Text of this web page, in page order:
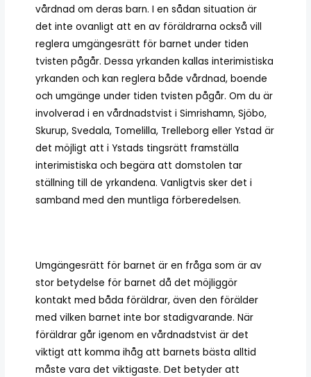
vårdnad om deras barn. I en sådan situation är
det inte ovanligt att en av föräldrarna också vill
reglera umgängesrätt för barnet under tiden
tvisten pågår. Dessa yrkanden kallas interimistiska
yrkanden och kan reglera både vårdnad, boende
och umgänge under tiden tvisten pågår. Om du är
involverad i en vårdnadstvist iSimrishamn, Sjöbo,
Skurup, Svedala, Tomelilla, Trelleborg eller Ystad är
det möjligt att i Ystads tingsrätt framställa
interimistiska och begära att domstolen tar
ställning till de yrkandena. Vanligtvis sker det i
samband med den muntliga förberedelsen.
Umgängesrätt för barnet är en fråga som är av
stor betydelse för barnet då det möjliggör
kontakt med båda föräldrar, även den förälder
med vilken barnet inte bor stadigvarande. När
föräldrar går igenom en vårdnadstvist är det
viktigt att komma ihåg att barnets bästa alltid
måste vara det viktigaste. Det betyder att